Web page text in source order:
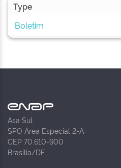
Type
Boletim
Asa Sul
SPO Área Especial 2-A
CEP 70.610-900
Brasília/DF